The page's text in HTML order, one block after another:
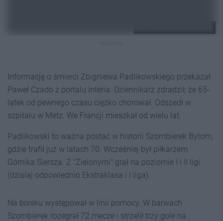
Informację o śmierci Zbigniewa Padlikowskiego przekazał
Paweł Czado z portalu Interia. Dziennikarz zdradził, że 65-
latek od pewnego czasu ciężko chorował. Odszedł w
szpitalu w Metz. We Francji mieszkał od wielu lat.
Padlikowski to ważna postać w historii Szombierek Bytom,
gdzie trafił już w latach 70. Wcześniej był piłkarzem
Górnika Siersza. Z "Zielonymi" grał na poziomie I i II ligi
(dzisiaj odpowiednio Ekstraklasa i I liga).
Na boisku występował w linii pomocy. W barwach
Szombierek rozegrał 72 mecze i strzelił trzy gole na